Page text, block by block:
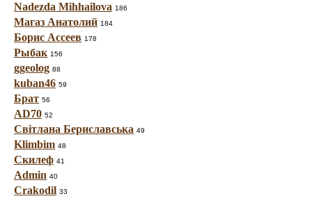
Nadezda Mihhailova 186
Магаз Анатолий 184
Борис Ассеев 178
Рыбак 156
ggeolog 88
kuban46 59
Брат 56
AD70 52
Світлана Бериславська 49
Klimbim 48
Скилеф 41
Admin 40
Crakodil 33